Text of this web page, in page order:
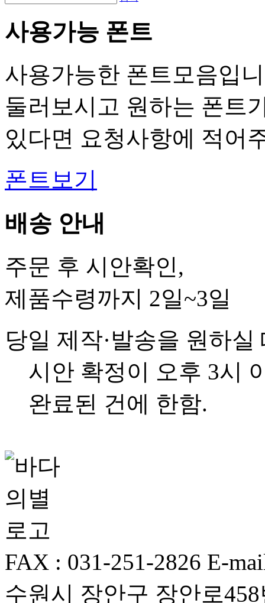
사용가능 폰트
사용가능한 폰트모음입
둘러보시고 원하는 폰트
있다면 요청사항에 적어
폰트보기
배송 안내
주문 후 시안확인,
제품수령까지 2일~3일
당일 제작·발송을 원하실
시안 확정이 오후 3시
완료된 건에 한함.
FAX : 031-251-2826 E-
수원시 장안구 장안로